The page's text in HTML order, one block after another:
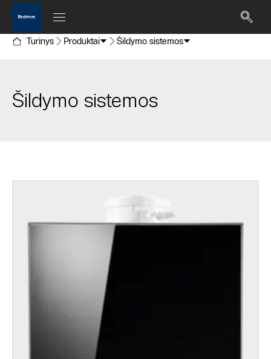
Turinys Produktai Šildymo sistemos
Šildymo sistemos